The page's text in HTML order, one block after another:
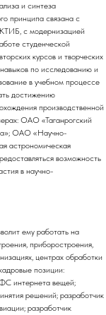
и синтеза
принципа связана с
с модернизацией
студенческой
курсов и творческих
по исследованию и
в учебном процессе
достижению
производственной
ОАО «Таганрогский
ОАО «Научно-
астрономическая
возможность
в научно-
ему работать на
приборостроения,
центрах обработки
позиции:
интернета вещей;
решений; разработчик
разработчик